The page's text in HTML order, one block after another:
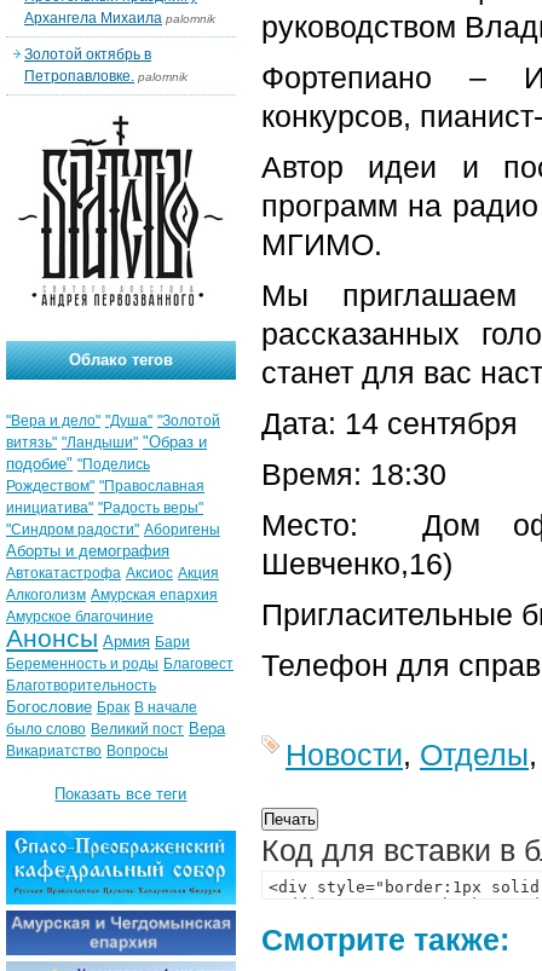
руководством
Фортепиано –
конкурсов,
Автор идеи и
программ на
МГИМО.
Мы
рассказанных
станет для вас
Дата: 14 сентября
Время: 18:30
Место: Дом
Шевченко,16)
Пригласительные
Телефон для
Новости, Отделы
Код для вставки в
Смотрите также:
Архангела Михаила palomnik
Золотой октябрь в
Петропавловке. palomnik
Облако тегов
"Вера и дело" "Душа" "Золотой
витязь" "Ландыши" "Образ и
подобие" "Поделись
Рождеством" "Православная
инициатива" "Радость веры"
"Синдром радости" Аборигены
Аборты и демография
Автокатастрофа Аксиос Акция
Алкоголизм Амурская епархия
Амурское благочиние
Анонсы Армия Бари
Беременность и роды Благовест
Благотворительность
Богословие Брак В начале
было слово Великий пост Вера
Викариатство Вопросы
Показать все теги